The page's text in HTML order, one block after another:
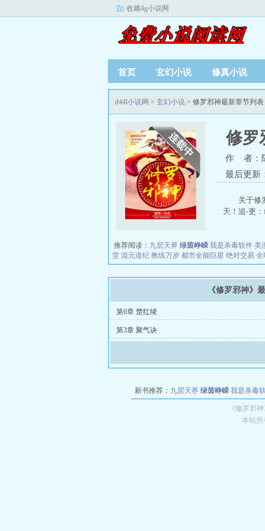
收藏4g小说网
首页 玄幻小说 修真小说
d44l小说网 > 玄幻小说 > 修罗邪神最新章节列表
修罗
作 者：
最后更新
关于修
天！追-更：
推荐阅读： 九层天界 绿茵峥嵘 我是杀毒软件 美
堂 混元道纪 教练万岁 都市全能巨星 绝对交易 全
《修罗邪神》
第6章 楚红绫
第3章 聚气诀
新书推荐： 九层天界 绿茵峥嵘 我是杀毒
教练万岁 都市全
《修罗邪
本站所